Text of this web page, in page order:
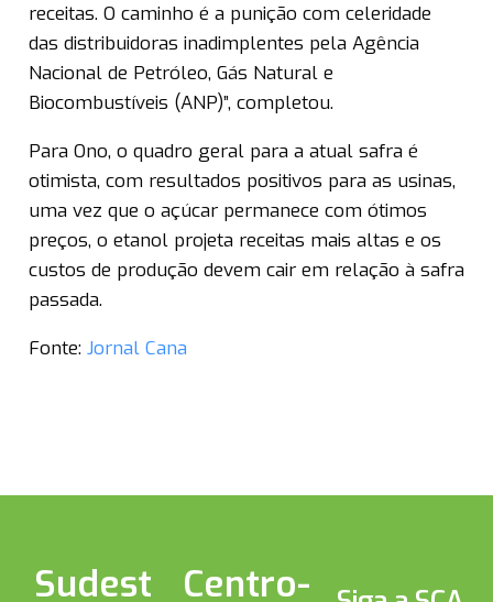
receitas. O caminho é a punição com celeridade
das distribuidoras inadimplentes pela Agência
Nacional de Petróleo, Gás Natural e
Biocombustíveis (ANP)”, completou.
Para Ono, o quadro geral para a atual safra é
otimista, com resultados positivos para as usinas,
uma vez que o açúcar permanece com ótimos
preços, o etanol projeta receitas mais altas e os
custos de produção devem cair em relação à safra
passada.
Fonte: Jornal Cana
Sudest Centro-